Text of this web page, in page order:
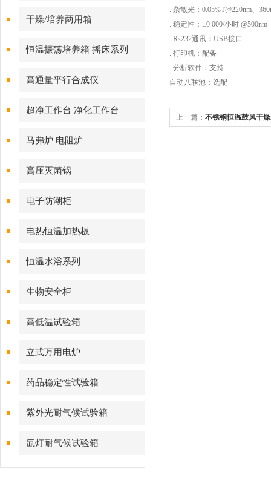
干燥/培养两用箱
恒温振荡培养箱 摇床系列
高通量平行合成仪
超净工作台 净化工作台
马弗炉 电阻炉
高压灭菌锅
电子防潮柜
电热恒温加热板
恒温水浴系列
生物安全柜
高低温试验箱
立式万用电炉
药品稳定性试验箱
紫外光耐气候试验箱
氙灯耐气候试验箱
. 杂散光：0.05%T@220nm、
. 稳定性：±0.000/小时 @500nm
. Rs232通讯：USB接口
. 打印机：配备
. 分析软件：支持
自动八联池：选配
上一篇： 不锈钢恒温鼓风干